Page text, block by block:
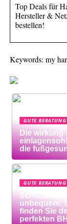
Top Deals für
Hersteller &
bestellen!
Keywords: my
GUTE BERATUNG
Die wirkung
die
GUTE BERATUNG
Schluss mit
unbequem:
finden Sie
perfekten